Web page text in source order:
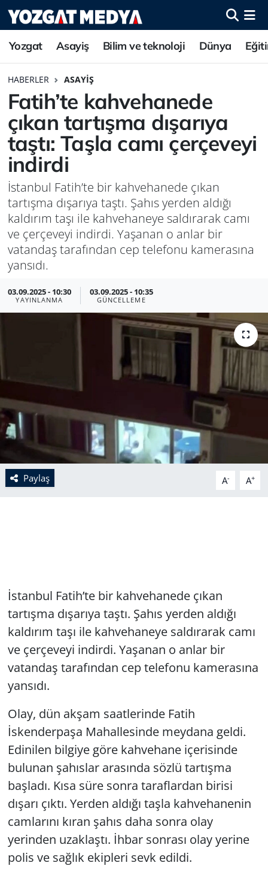
Yozgat Asayiş Bilim ve teknoloji Dünya
HABERLER ASAYIŞ
Fatih’te kahvehanede
çıkan tartışma dışarıya
taştı: Taşla camı çerçeveyi
indirdi
İstanbul Fatih’te bir kahvehanede çıkan
tartışma dışarıya taştı. Şahıs yerden aldığı
kaldırım taşı ile kahvehaneye saldırarak camı
ve çerçeveyi indirdi. Yaşanan o anlar bir
vatandaş tarafından cep telefonu kamerasına
yansıdı.
03.09.2025 - 10:30
YAYINLANMA
03.09.2025 - 10:35
GÜNCELLEME
Paylaş A- A+
İstanbul Fatih’te bir kahvehanede çıkan
tartışma dışarıya taştı. Şahıs yerden aldığı
kaldırım taşı ile kahvehaneye saldırarak camı
ve çerçeveyi indirdi. Yaşanan o anlar bir
vatandaş tarafından cep telefonu kamerasına
yansıdı.
Olay, dün akşam saatlerinde Fatih
İskenderpaşa Mahallesinde meydana geldi.
Edinilen bilgiye göre kahvehane içerisinde
bulunan şahıslar arasında sözlü tartışma
başladı. Kısa süre sonra taraflardan birisi
dışarı çıktı. Yerden aldığı taşla kahvehanenin
camlarını kıran şahıs daha sonra olay
yerinden uzaklaştı. İhbar sonrası olay yerine
polis ve sağlık ekipleri sevk edildi.